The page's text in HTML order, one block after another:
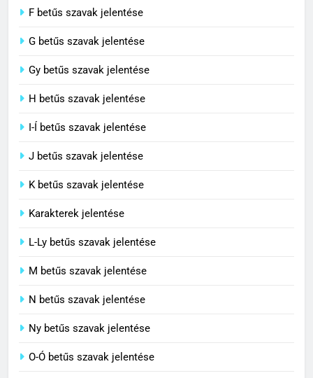
4
Contemporary jelentése
5
Célkitűzés jelentése
C BETŰS SZAVAK JELENTÉSE
C BETŰS SZAVAK JELENTÉSE
F betűs szavak jelentése
G betűs szavak jelentése
Gy betűs szavak jelentése
H betűs szavak jelentése
I-Í betűs szavak jelentése
J betűs szavak jelentése
K betűs szavak jelentése
Karakterek jelentése
L-Ly betűs szavak jelentése
M betűs szavak jelentése
N betűs szavak jelentése
Ny betűs szavak jelentése
O-Ó betűs szavak jelentése